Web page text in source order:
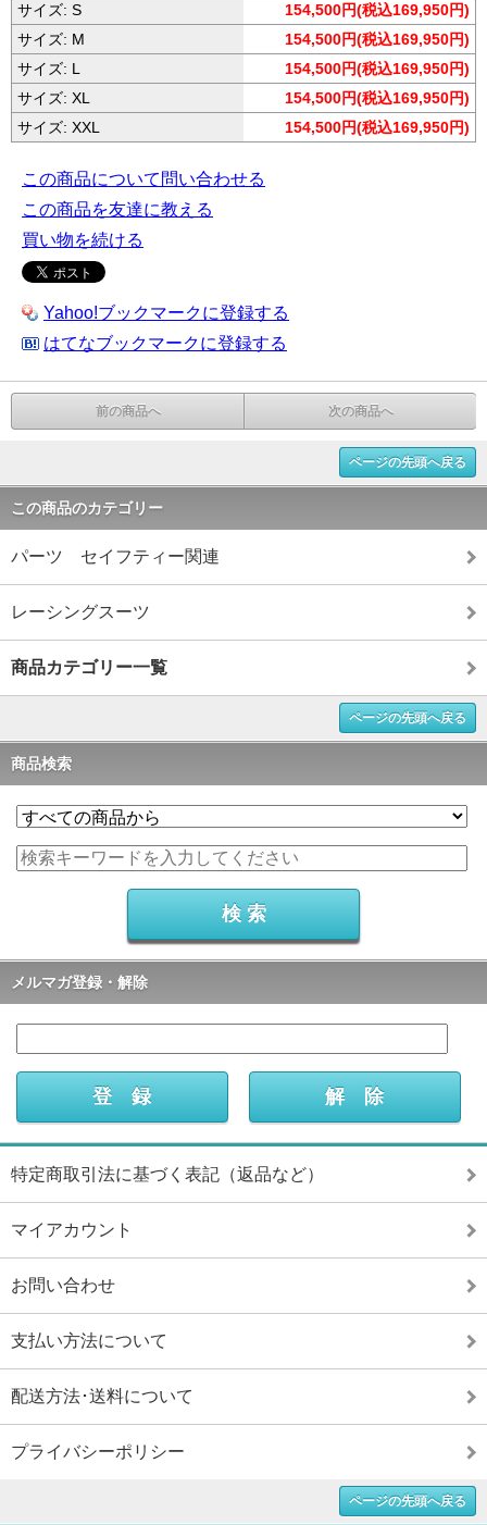
サイズ: S
154,500円(税込169,950円)
サイズ: M
154,500円(税込169,950円)
サイズ: L
154,500円(税込169,950円)
サイズ: XL
154,500円(税込169,950円)
サイズ: XXL
154,500円(税込169,950円)
この商品について問い合わせる
この商品を友達に教える
買い物を続ける
Yahoo!ブックマークに登録する
はてなブックマークに登録する
前の商品へ 次の商品へ
ページの先頭へ戻る
この商品のカテゴリー
パーツ セイフティー関連
レーシングスーツ
商品カテゴリー一覧
ページの先頭へ戻る
商品検索
メルマガ登録・解除
特定商取引法に基づく表記（返品など）
マイアカウント
お問い合わせ
支払い方法について
配送方法･送料について
プライバシーポリシー
ページの先頭へ戻る